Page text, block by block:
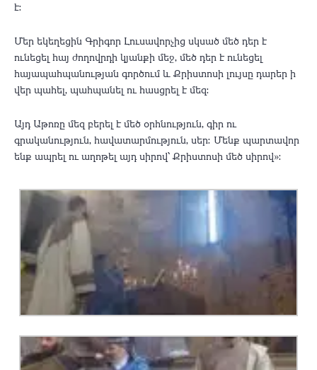
է։
Մեր եկեղեցին Գրիգոր Լուսավորչից սկսած մեծ դեր է
ունեցել հայ ժողովրդի կյանքի մեջ, մեծ դեր է ունեցել
հայապահպանության գործում և Քրիստոսի լույսը դարեր ի
վեր պահել, պահպանել ու հասցրել է մեզ։
Այդ Աթոռը մեզ բերել է մեծ օրհնություն, գիր ու
գրականություն, հավատարմություն, սեր։ Մենք պարտավոր
ենք ապրել ու աղոթել այդ սիրով՝ Քրիստոսի մեծ սիրով»։